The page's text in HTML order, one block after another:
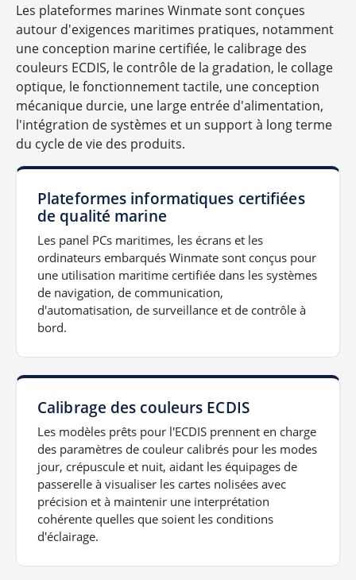
Les plateformes marines Winmate sont conçues
autour d'exigences maritimes pratiques, notamment
une conception marine certifiée, le calibrage des
couleurs ECDIS, le contrôle de la gradation, le collage
optique, le fonctionnement tactile, une conception
mécanique durcie, une large entrée d'alimentation,
l'intégration de systèmes et un support à long terme
du cycle de vie des produits.
Plateformes informatiques certifiées
de qualité marine
Les panel PCs maritimes, les écrans et les
ordinateurs embarqués Winmate sont conçus pour
une utilisation maritime certifiée dans les systèmes
de navigation, de communication,
d'automatisation, de surveillance et de contrôle à
bord.
Calibrage des couleurs ECDIS
Les modèles prêts pour l'ECDIS prennent en charge
des paramètres de couleur calibrés pour les modes
jour, crépuscule et nuit, aidant les équipages de
passerelle à visualiser les cartes nolisées avec
précision et à maintenir une interprétation
cohérente quelles que soient les conditions
d'éclairage.